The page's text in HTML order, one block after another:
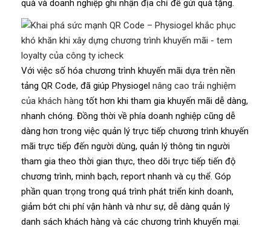
quà và doanh nghiệp ghi nhận địa chỉ để gửi quà tặng.
Với việc số hóa chương trình khuyến mãi dựa trên nền
tảng QR Code, đã giúp Physiogel nâng cao trải nghiệm
của khách hàng tốt hơn khi tham gia khuyến mãi dễ dàng,
nhanh chóng. Đồng thời về phía doanh nghiệp cũng dễ
dàng hơn trong việc quản lý trực tiếp chương trình khuyến
mãi trực tiếp đến người dùng, quản lý thông tin người
tham gia theo thời gian thực, theo dõi trực tiếp tiến độ
chương trình, minh bạch, report nhanh và cụ thể. Góp
phần quan trọng trong quá trình phát triển kinh doanh,
giảm bớt chi phí vận hành và như sự, dễ dàng quản lý
danh sách khách hàng và các chương trình khuyến mại.